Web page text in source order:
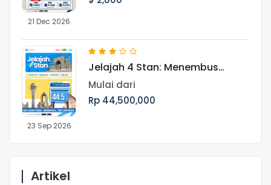
21 Dec 2026
23 Sep 2026
Jelajah 4 Stan: Menembus
Keindahan Asia Tengah dan
Jejak Peradaban Islam Periode
September
Mulai dari
Rp 44,500,000
Artikel